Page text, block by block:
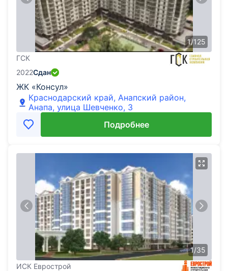
1/125
ГСК
ЖК «Консул»
2022Сдан
Краснодарский край, Анапский район,
Анапа, улица Шевченко, 3
Подробнее
1/35
ИСК Еврострой